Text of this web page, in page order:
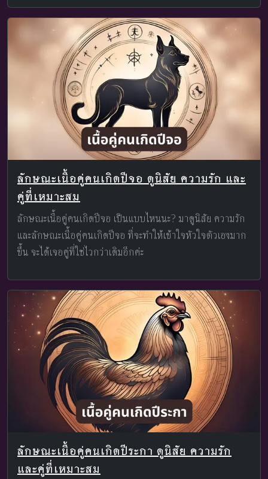
ลักษณะเนื้อคู่คนเกิดปีจอ ดูนิสัย ความรัก และ
คู่ที่เหมาะสม
ลักษณะเนื้อคู่คนเกิดปีจอ เป็นแบบไหนนะ? มาดูนิสัย ความรัก
และลักษณะเนื้อคู่คนเกิดปีจอ ที่จะทำให้เข้าใจหัวใจตัวเองมาก
ขึ้น จะได้เจอคู่ที่ใช่ไวกว่าเดิมอีกค่ะ
ลักษณะเนื้อคู่คนเกิดปีระกา ดูนิสัย ความรัก
และคู่ที่เหมาะสม